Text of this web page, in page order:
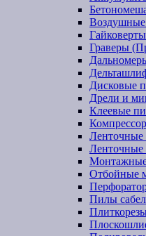
Воздушные
Гайковерты
Граверы
Дисковые
Дрели и
Клеевые
Отбойные
Пилы